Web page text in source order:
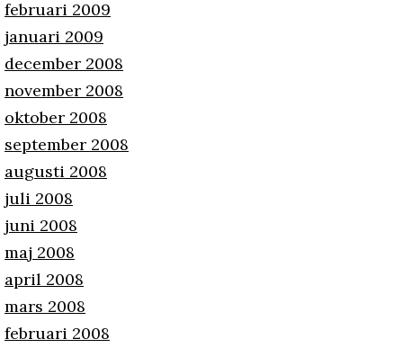
februari 2009
januari 2009
december 2008
november 2008
oktober 2008
september 2008
augusti 2008
juli 2008
juni 2008
maj 2008
april 2008
mars 2008
februari 2008